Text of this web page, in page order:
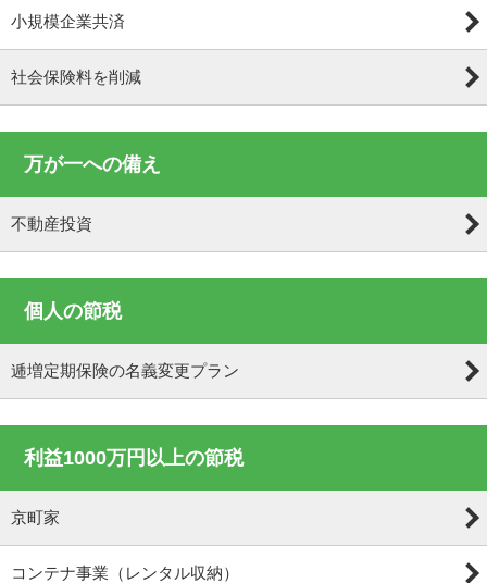
小規模企業共済
社会保険料を削減
万が一への備え
不動産投資
個人の節税
逓増定期保険の名義変更プラン
利益1000万円以上の節税
京町家
コンテナ事業（レンタル収納）